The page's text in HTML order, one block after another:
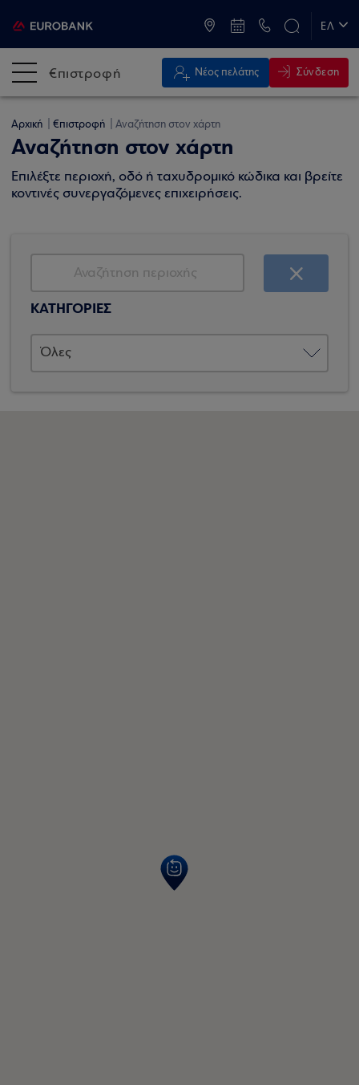
ΕΛ
€πιστροφή Νέος πελάτης Σύνδεση
Αρχική €πιστροφή Αναζήτηση στον χάρτη
Αναζήτηση στον χάρτη
Επιλέξτε περιοχή, οδό ή ταχυδρομικό κώδικα και βρείτε
κοντινές συνεργαζόμενες επιχειρήσεις.
ΚΑΤΗΓΟΡΙΕΣ